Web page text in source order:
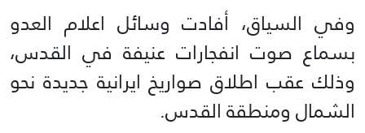
وفي السياق، أفادت وسائل اعلام العدو
بسماع صوت انفجارات عنيفة في القدس،
وذلك عقب اطلاق صواريخ ايرانية جديدة نحو
الشمال ومنطقة القدس.